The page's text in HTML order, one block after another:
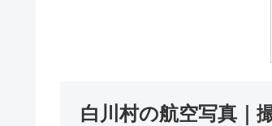
白川村の航空写真｜